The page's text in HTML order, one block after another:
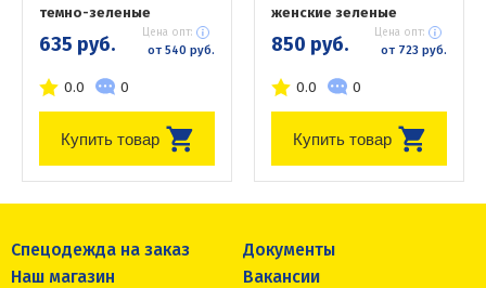
темно-зеленые
635 руб. Цена опт:
от 540 руб.
0.0 0
Купить товар
женские зеленые
850 руб. Цена опт:
от 723 руб.
0.0 0
Купить товар
Спецодежда на заказ
Документы
Наш магазин
Вакансии